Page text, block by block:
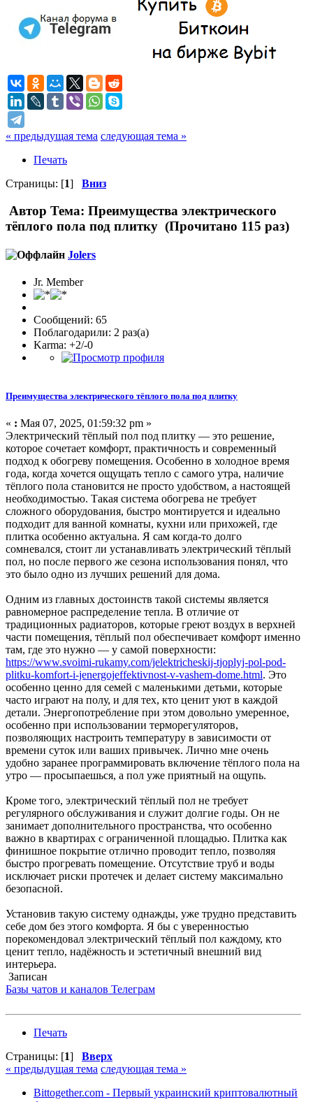
« предыдущая тема следующая тема »
Печать
Страницы: [1] Вниз
Автор Тема: Преимущества электрического
тёплого пола под плитку (Прочитано 115 раз)
Jolers
Jr. Member
Сообщений: 65
Поблагодарили: 2 раз(а)
Karma: +2/-0
Преимущества электрического тёплого пола под плитку
« : Мая 07, 2025, 01:59:32 pm »
Электрический тёплый пол под плитку — это решение,
которое сочетает комфорт, практичность и современный
подход к обогреву помещения. Особенно в холодное время
года, когда хочется ощущать тепло с самого утра, наличие
тёплого пола становится не просто удобством, а настоящей
необходимостью. Такая система обогрева не требует
сложного оборудования, быстро монтируется и идеально
подходит для ванной комнаты, кухни или прихожей, где
плитка особенно актуальна. Я сам когда-то долго
сомневался, стоит ли устанавливать электрический тёплый
пол, но после первого же сезона использования понял, что
это было одно из лучших решений для дома.
Одним из главных достоинств такой системы является
равномерное распределение тепла. В отличие от
традиционных радиаторов, которые греют воздух в верхней
части помещения, тёплый пол обеспечивает комфорт именно
там, где это нужно — у самой поверхности:
https://www.svoimi-rukamy.com/jelektricheskij-tjoplyj-pol-pod-
plitku-komfort-i-jenergojeffektivnost-v-vashem-dome.html. Это
особенно ценно для семей с маленькими детьми, которые
часто играют на полу, и для тех, кто ценит уют в каждой
детали. Энергопотребление при этом довольно умеренное,
особенно при использовании терморегуляторов,
позволяющих настроить температуру в зависимости от
времени суток или ваших привычек. Лично мне очень
удобно заранее программировать включение тёплого пола на
утро — просыпаешься, а пол уже приятный на ощупь.
Кроме того, электрический тёплый пол не требует
регулярного обслуживания и служит долгие годы. Он не
занимает дополнительного пространства, что особенно
важно в квартирах с ограниченной площадью. Плитка как
финишное покрытие отлично проводит тепло, позволяя
быстро прогревать помещение. Отсутствие труб и воды
исключает риски протечек и делает систему максимально
безопасной.
Установив такую систему однажды, уже трудно представить
себе дом без этого комфорта. Я бы с уверенностью
порекомендовал электрический тёплый пол каждому, кто
ценит тепло, надёжность и эстетичный внешний вид
интерьера.
Записан
Базы чатов и каналов Телеграм
Печать
Страницы: [1] Вверх
« предыдущая тема следующая тема »
Bittogether.com - Первый украинский криптовалютный